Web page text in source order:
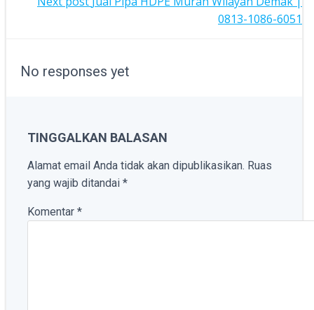
POST
0813-1086-6051
No responses yet
TINGGALKAN BALASAN
Alamat email Anda tidak akan dipublikasikan. Ruas
yang wajib ditandai *
Komentar *